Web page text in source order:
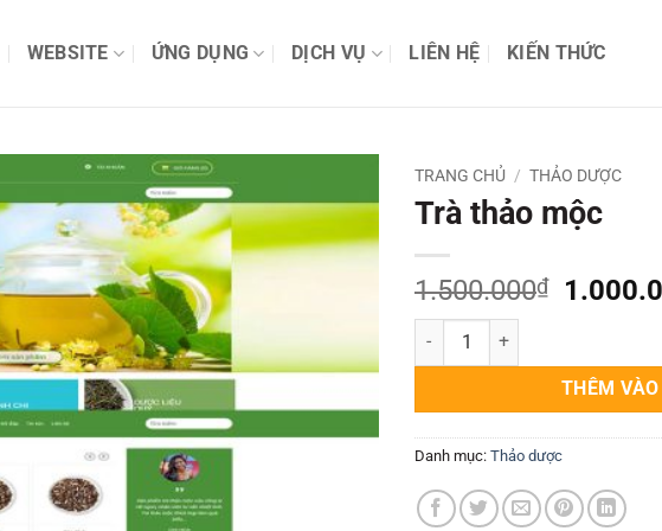
WEBSITE ỨNG DỤNG DỊCH VỤ LIÊN HỆ KIẾN THỨC
TRANG CHỦ / THẢO DƯỢC
Trà thảo mộc
1.500.000₫
Giá
Trà thảo mộc số lượng
THÊM
Danh mục: Thảo dược